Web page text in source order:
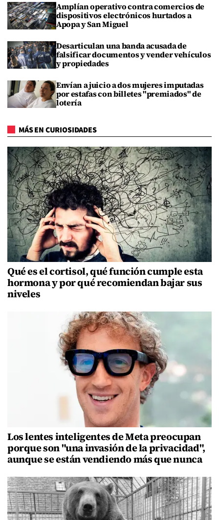
Amplían operativo contra comercios de
dispositivos electrónicos hurtados a
Apopa y San Miguel
Desarticulan una banda acusada de
falsificar documentos y vender vehículos
y propiedades
Envían a juicio a dos mujeres imputadas
por estafas con billetes "premiados" de
lotería
MÁS EN CURIOSIDADES
Qué es el cortisol, qué función cumple esta
hormona y por qué recomiendan bajar sus
niveles
Los lentes inteligentes de Meta preocupan
porque son "una invasión de la privacidad",
aunque se están vendiendo más que nunca